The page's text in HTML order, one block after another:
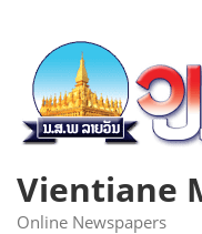
content
Vientiane
Online Newspapers